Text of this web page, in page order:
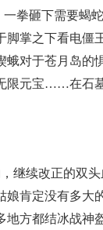
拳砸下需要蝎
掌之下看电僵
对于苍月岛的
限元宝……在石
继续改正的双
肯定没有多大
方都结冰战神